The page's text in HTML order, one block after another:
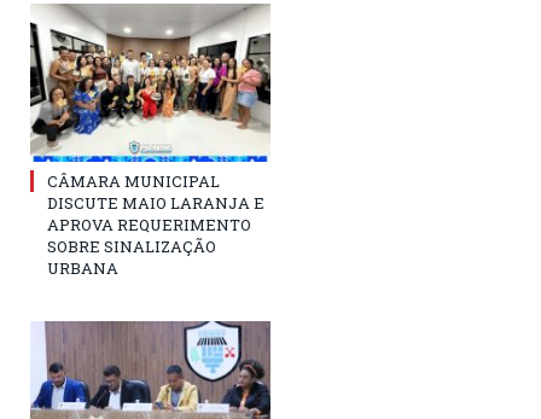
CÂMARA MUNICIPAL
DISCUTE MAIO LARANJA E
APROVA REQUERIMENTO
SOBRE SINALIZAÇÃO
URBANA